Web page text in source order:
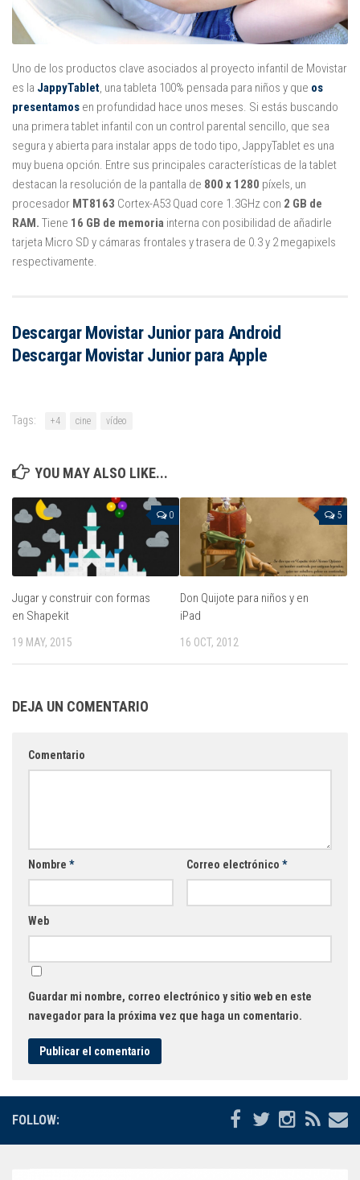
Uno de los productos clave asociados al proyecto infantil de Movistar
es la JappyTablet, una tableta 100% pensada para niños y que os
presentamos en profundidad hace unos meses. Si estás buscando
una primera tablet infantil con un control parental sencillo, que sea
segura y abierta para instalar apps de todo tipo, JappyTablet es una
muy buena opción. Entre sus principales características de la tablet
destacan la resolución de la pantalla de 800 x 1280 píxels, un
procesador MT8163 Cortex-A53 Quad core 1.3GHz con 2 GB de
RAM. Tiene 16 GB de memoria interna con posibilidad de añadirle
tarjeta Micro SD y cámaras frontales y trasera de 0.3 y 2 megapixels
respectivamente.
Descargar Movistar Junior para Android
Descargar Movistar Junior para Apple
Tags: +4 cine vídeo
YOU MAY ALSO LIKE...
0
Jugar y construir con formas
en Shapekit
19 MAY, 2015
5
Don Quijote para niños y en
iPad
16 OCT, 2012
DEJA UN COMENTARIO
Comentario
Nombre * Correo electrónico *
Web
Guardar mi nombre, correo electrónico y sitio web en este
navegador para la próxima vez que haga un comentario.
FOLLOW: